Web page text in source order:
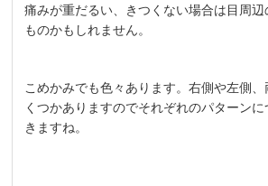
痛みが重だるい、きつくない場合は目周辺
ものかもしれません。
こめかみでも色々あります。右側や左側
くつかありますのでそれぞれのパターン
きますね。